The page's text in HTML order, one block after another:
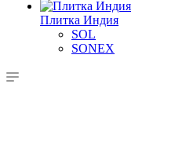
Плитка Индия
SOL
SONEX